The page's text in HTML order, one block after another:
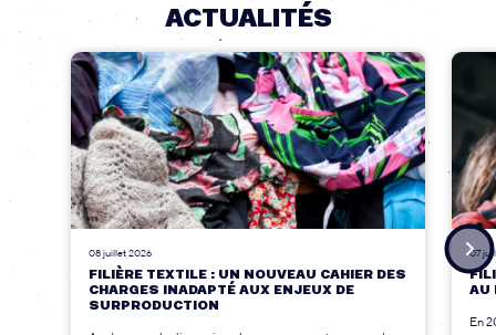
ACTUALITÉS
08 juillet 2026
FILIÈRE TEXTILE : UN NOUVEAU CAHIER DES
CHARGES INADAPTÉ AUX ENJEUX DE
SURPRODUCTION
07
AU
En